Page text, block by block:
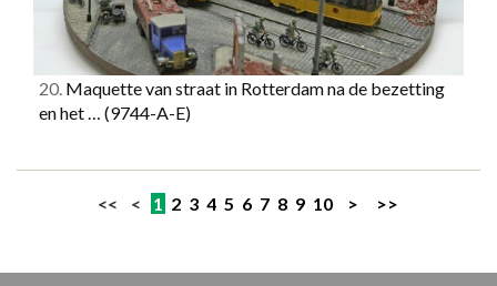
20. Maquette van straat in Rotterdam na de bezetting
en het … (9744-A-E)
<< < 1 2 3 4 5 6 7 8 9 10 > >>